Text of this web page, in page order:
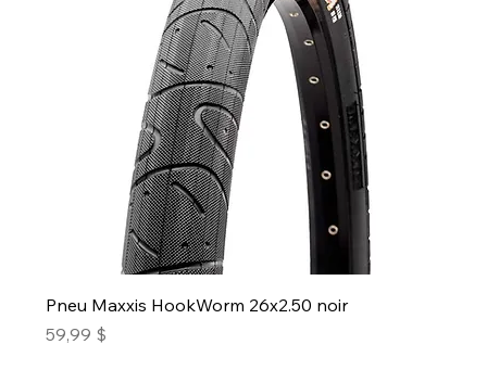
Pneu Maxxis HookWorm 26x2.50 noir
Prix
59,99 $